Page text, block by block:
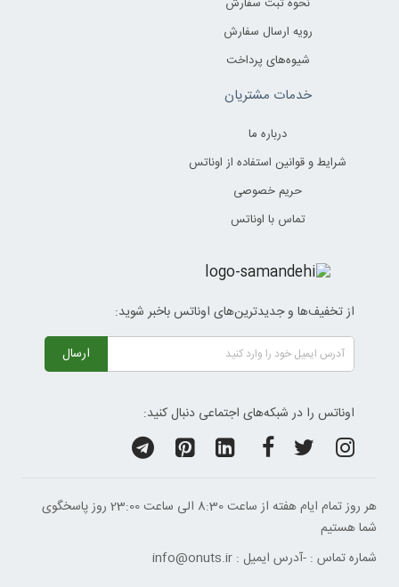
رویه ارسال سفارش
شیوه‌های پرداخت
خدمات مشتریان
درباره ما
شرایط و قوانین استفاده از اوناتس
حریم خصوصی
تماس با اوناتس
از تخفیف‌ها و جدیدترین‌های اوناتس باخبر شوید:
ارسال
اوناتس را در شبکه‌های اجتماعی دنبال کنید:
هر روز تمام ایام هفته از ساعت 8:30 الی ساعت 23:00 ‌روز پاسخگوی
شما هستیم
شماره تماس : -آدرس ایمیل : info@onuts.ir